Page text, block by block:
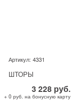
Артикул: 4331
ШТОРЫ
3 228 руб.
+ 0 руб. на бонусную карту